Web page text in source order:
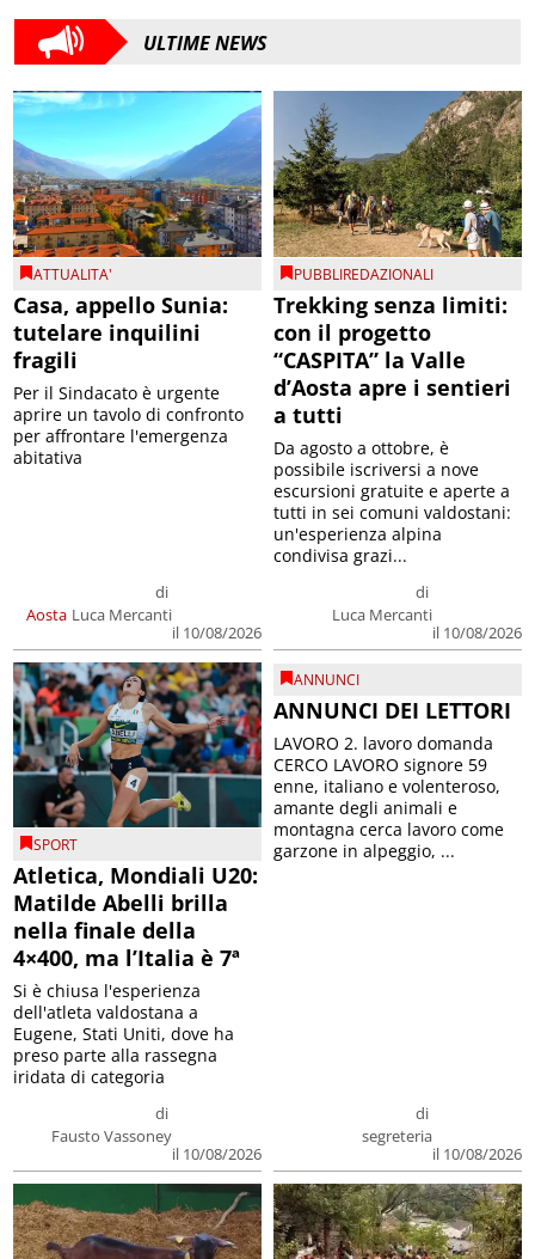
ULTIME NEWS
ATTUALITA'
Casa, appello Sunia:
tutelare inquilini
fragili
Aosta
di
Luca Mercanti
il 10/08/2026
Per il Sindacato è urgente
aprire un tavolo di confronto
per affrontare l'emergenza
abitativa
PUBBLIREDAZIONALI
Trekking senza limiti:
con il progetto
“CASPITA” la Valle
d’Aosta apre i sentieri
a tutti
di
Luca Mercanti
il 10/08/2026
Da agosto a ottobre, è
possibile iscriversi a nove
escursioni gratuite e aperte a
tutti in sei comuni valdostani:
un'esperienza alpina
condivisa grazi...
SPORT
Atletica, Mondiali U20:
Matilde Abelli brilla
nella finale della
4×400, ma l’Italia è 7ª
di
Fausto Vassoney
il 10/08/2026
Si è chiusa l'esperienza
dell'atleta valdostana a
Eugene, Stati Uniti, dove ha
preso parte alla rassegna
iridata di categoria
ANNUNCI
ANNUNCI DEI LETTORI
di
segreteria
il 10/08/2026
LAVORO 2. lavoro domanda
CERCO LAVORO signore 59
enne, italiano e volenteroso,
amante degli animali e
montagna cerca lavoro come
garzone in alpeggio, ...